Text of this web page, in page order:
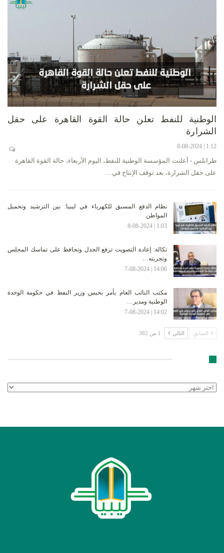
الوطنية للنفط تعلن حالة القوة القاهرة على حقل
الشرارة
1:12 | 8-08-2024
طرابلس - أعلنت المؤسسة الوطنية للنفط، اليوم الأربعاء، حالة القوة القاهرة
على حقل الشرارة، بعد توقف الإنتاج في…
نظام الدفع المسبق للكهرباء في ليبيا: بين الترشيد وتحميل
المواطن
1:03 | 8-08-2024
تكالة: إعادة التصويت ترفع الجدل وتحافظ على تماسك المجلس
وتجربته…
14:06 | 7-08-2024
مكتب النائب العام يأمر بحبس وزير النفط في حكومة الوحدة
الوطنية ومدير…
14:02 | 7-08-2024
السابق التالي 1 من 382
الأرشيف